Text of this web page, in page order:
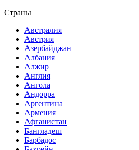
Страны
Австралия
Австрия
Азербайджан
Албания
Алжир
Англия
Ангола
Андорра
Аргентина
Армения
Афганистан
Бангладеш
Барбадос